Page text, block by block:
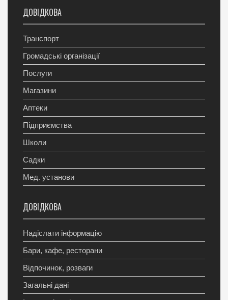
ДОВІДКОВА
Транспорт
Громадські організації
Послуги
Магазини
Аптеки
Підприємства
Школи
Садки
Мед. установи
ДОВІДКОВА
Надіслати інформацію
Бари, кафе, ресторани
Відпочинок, розваги
Загальні дані